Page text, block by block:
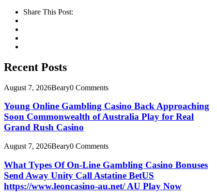
Share This Post:
Recent Posts
August 7, 2026Beary0 Comments
Young Online Gambling Casino Back Approaching
Soon Commonwealth of Australia Play for Real
Grand Rush Casino
August 7, 2026Beary0 Comments
What Types Of On-Line Gambling Casino Bonuses
Send Away Unity Call Astatine BetUS
https://www.leoncasino-au.net/ AU Play Now